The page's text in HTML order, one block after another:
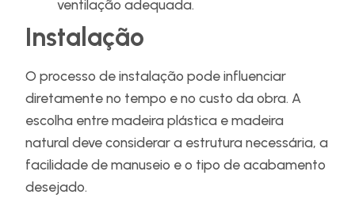
ventilação adequada.
Instalação
O processo de instalação pode influenciar
diretamente no tempo e no custo da obra. A
escolha entre madeira plástica e madeira
natural deve considerar a estrutura necessária, a
facilidade de manuseio e o tipo de acabamento
desejado.